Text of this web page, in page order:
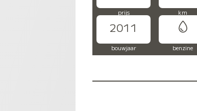
prijs km
2011
bouwjaar benzine